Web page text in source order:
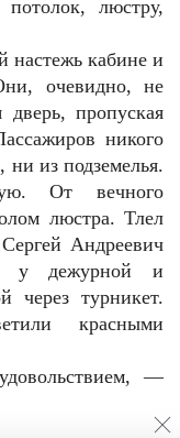
люстру,
настежь кабине и
очевидно, не
дверь, пропуская
никого
из подземелья.
От вечного
люстра. Тлел
Андреевич
у дежурной и
через турникет.
красными
—